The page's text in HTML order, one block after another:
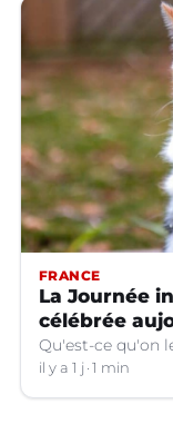
FRANCE
La Journée
célébrée
Qu'est-ce qu'on
il y a 1 j 1 min